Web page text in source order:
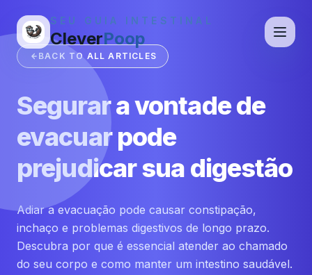
SEU GUIA INTESTINAL
CleverPoop
BACK TO ALL ARTICLES
Segurar a vontade de
evacuar pode
prejudicar sua digestão
Adiar a evacuação pode causar constipação,
inchaço e problemas digestivos de longo prazo.
Descubra por que é essencial atender ao chamado
do seu corpo e como manter um intestino saudável.